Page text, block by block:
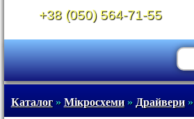
+38 (050) 564-71-55
Каталог» Мікросхеми» Драйвери»